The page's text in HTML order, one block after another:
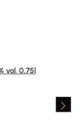
vol. 0,75l